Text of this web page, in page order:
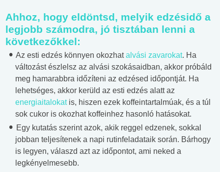
Ahhoz, hogy eldöntsd, melyik edzésidő a
legjobb számodra, jó tisztában lenni a
következőkkel:
Az esti edzés könnyen okozhatalvási zavarokat. Ha
változást észlelsz az alvási szokásaidban, akkor próbáld
meg hamarabbra időzíteni az edzésed időpontját. Ha
lehetséges, akkor kerüld az esti edzés alatt az
energiaitalokatis, hiszen ezek koffeintartalmúak, és a túl
sok cukor is okozhat koffeinhez hasonló hatásokat.
Egy kutatás szerint azok, akik reggel edzenek, sokkal
jobban teljesítenek a napi rutinfeladataik során. Bárhogy
is legyen, válaszd azt az időpontot, ami neked a
legkényelmesebb.